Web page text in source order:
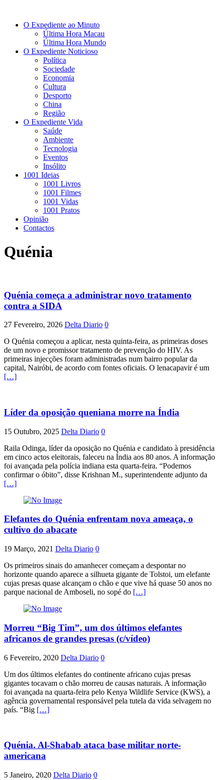
O Expediente ao Minuto
Última Hora Macau
Última Hora Mundo
O Expediente Noticioso
Política
Sociedade
Economia
Cultura
Desporto
China
Região
O Expediente Vida
Saúde
Ambiente
Tecnologia
Eventos
Insólito
1001 Ideias
1001 Livros
1001 Filmes
1001 Vidas
1001 Pratos
Opinião
Contactos
Quénia
Quénia começa a administrar novo tratamento
contra a SIDA
27 Fevereiro, 2026 Delta Diario 0
O Quénia começou a aplicar, nesta quinta-feira, as primeiras doses
de um novo e promissor tratamento de prevenção do HIV. As
primeiras injecções foram administradas num bairro popular da
capital, Nairóbi, de acordo com fontes oficiais. O lenacapavir é um
[…]
Líder da oposição queniana morre na Índia
15 Outubro, 2025 Delta Diario 0
Raila Odinga, líder da oposição no Quénia e candidato à presidência
em cinco actos eleitorais, faleceu na Índia aos 80 anos. A informação
foi avançada pela polícia indiana esta quarta-feira. “Podemos
confirmar o óbito”, disse Krishnan M., superintendente adjunto da
[…]
Elefantes do Quénia enfrentam nova ameaça, o
cultivo do abacate
19 Março, 2021 Delta Diario 0
Os primeiros sinais do amanhecer começam a despontar no
horizonte quando aparece a silhueta gigante de Tolstoi, um elefante
cujas presas quase alcançam o chão e que vive há quase 50 anos no
parque nacional de Amboseli, no sopé do […]
Morreu “Big Tim”, um dos últimos elefantes
africanos de grandes presas (c/vídeo)
6 Fevereiro, 2020 Delta Diario 0
Um dos últimos elefantes do continente africano cujas presas
gigantes tocavam o chão morreu de causas naturais. A informação
foi avançada na quarta-feira pelo Kenya Wildlife Service (KWS), a
agência governamental responsável pela tutela da vida selvagem no
país. “Big […]
Quénia. Al-Shabab ataca base militar norte-
americana
5 Janeiro, 2020 Delta Diario 0